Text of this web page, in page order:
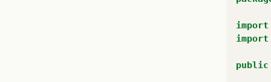
import
import
public